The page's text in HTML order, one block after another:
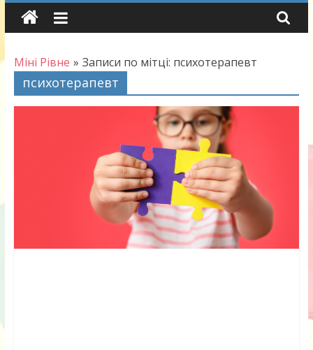
Skip
Міні Рівне » Записи по мітці: психотерапевт
психотерапевт